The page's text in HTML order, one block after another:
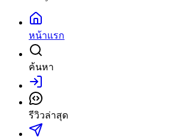
หน้าแรก
ค้นหา
เข้าสู่ระบบ
รีวิวล่าสุด